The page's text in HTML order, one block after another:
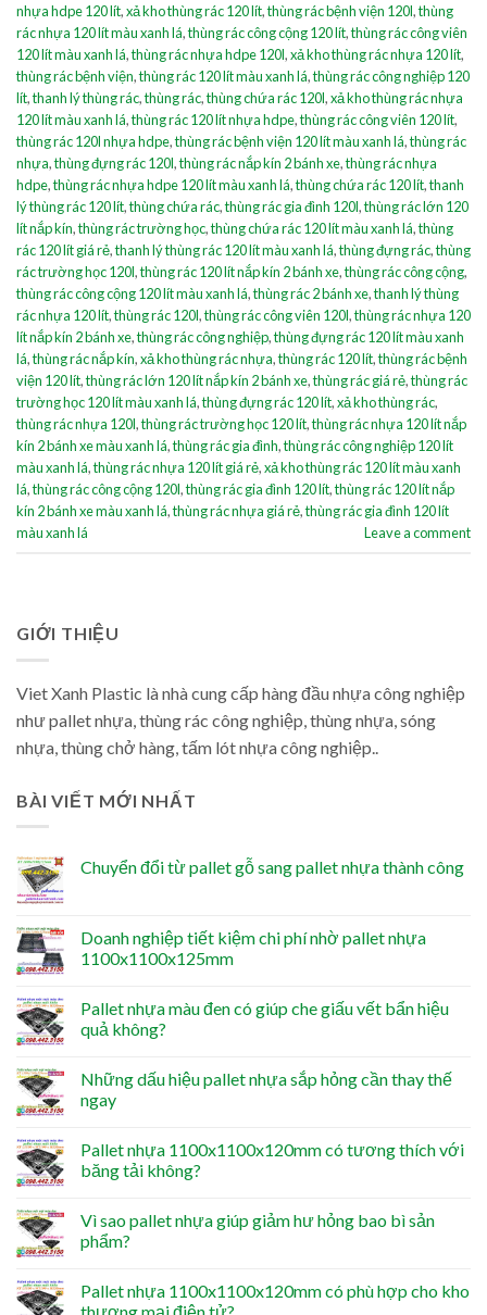
nhựa hdpe 120 lít,xả kho thùng rác 120 lít,thùng rác bệnh viện 120l,thùng
rác nhựa 120 lít màu xanh lá,thùng rác công cộng 120 lít,thùng rác công viên
120 lít màu xanh lá,thùng rác nhựa hdpe 120l,xả kho thùng rác nhựa 120 lít,
thùng rác bệnh viện,thùng rác 120 lít màu xanh lá,thùng rác công nghiệp 120
lít,thanh lý thùng rác,thùng rác,thùng chứa rác 120l,xả kho thùng rác nhựa
120 lít màu xanh lá,thùng rác 120 lít nhựa hdpe,thùng rác công viên 120 lít,
thùng rác 120l nhựa hdpe,thùng rác bệnh viện 120 lít màu xanh lá,thùng rác
nhựa,thùng đựng rác 120l,thùng rác nắp kín 2 bánh xe,thùng rác nhựa
hdpe,thùng rác nhựa hdpe 120 lít màu xanh lá,thùng chứa rác 120 lít,thanh
lý thùng rác 120 lít,thùng chứa rác,thùng rác gia đình 120l,thùng rác lớn 120
lít nắp kín,thùng rác trường học,thùng chứa rác 120 lít màu xanh lá,thùng
rác 120 lít giá rẻ,thanh lý thùng rác 120 lít màu xanh lá,thùng đựng rác,thùng
rác trường học 120l,thùng rác 120 lít nắp kín 2 bánh xe,thùng rác công cộng,
thùng rác công cộng 120 lít màu xanh lá,thùng rác 2 bánh xe,thanh lý thùng
rác nhựa 120 lít,thùng rác 120l,thùng rác công viên 120l,thùng rác nhựa 120
lít nắp kín 2 bánh xe,thùng rác công nghiệp,thùng đựng rác 120 lít màu xanh
lá,thùng rác nắp kín,xả kho thùng rác nhựa,thùng rác 120 lít,thùng rác bệnh
viện 120 lít,thùng rác lớn 120 lít nắp kín 2 bánh xe,thùng rác giá rẻ,thùng rác
trường học 120 lít màu xanh lá,thùng đựng rác 120 lít,xả kho thùng rác,
thùng rác nhựa 120l,thùng rác trường học 120 lít,thùng rác nhựa 120 lít nắp
kín 2 bánh xe màu xanh lá,thùng rác gia đình,thùng rác công nghiệp 120 lít
màu xanh lá,thùng rác nhựa 120 lít giá rẻ,xả kho thùng rác 120 lít màu xanh
lá,thùng rác công cộng 120l,thùng rác gia đình 120 lít,thùng rác 120 lít nắp
kín 2 bánh xe màu xanh lá,thùng rác nhựa giá rẻ,thùng rác gia đình 120 lít
màu xanh lá
Leave a comment
GIỚI THIỆU
Viet Xanh Plastic là nhà cung cấp hàng đầu nhựa công nghiệp
như pallet nhựa, thùng rác công nghiệp, thùng nhựa, sóng
nhựa, thùng chở hàng, tấm lót nhựa công nghiệp..
BÀI VIẾT MỚI NHẤT
Chuyển đổi từ pallet gỗ sang pallet nhựa thành công
Doanh nghiệp tiết kiệm chi phí nhờ pallet nhựa
1100x1100x125mm
Pallet nhựa màu đen có giúp che giấu vết bẩn hiệu
quả không?
Những dấu hiệu pallet nhựa sắp hỏng cần thay thế
ngay
Pallet nhựa 1100x1100x120mm có tương thích với
băng tải không?
Vì sao pallet nhựa giúp giảm hư hỏng bao bì sản
phẩm?
Pallet nhựa 1100x1100x120mm có phù hợp cho kho